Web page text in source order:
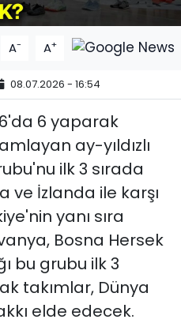
A- A+
08.07.2026 - 16:54
6 yaparak
ay-yıldızlı
ilk 3 sırada
ve İzlanda ile karşı
yanı sıra
Bosna Hersek
bu grubu ilk 3
takımlar, Dünya
elde edecek.